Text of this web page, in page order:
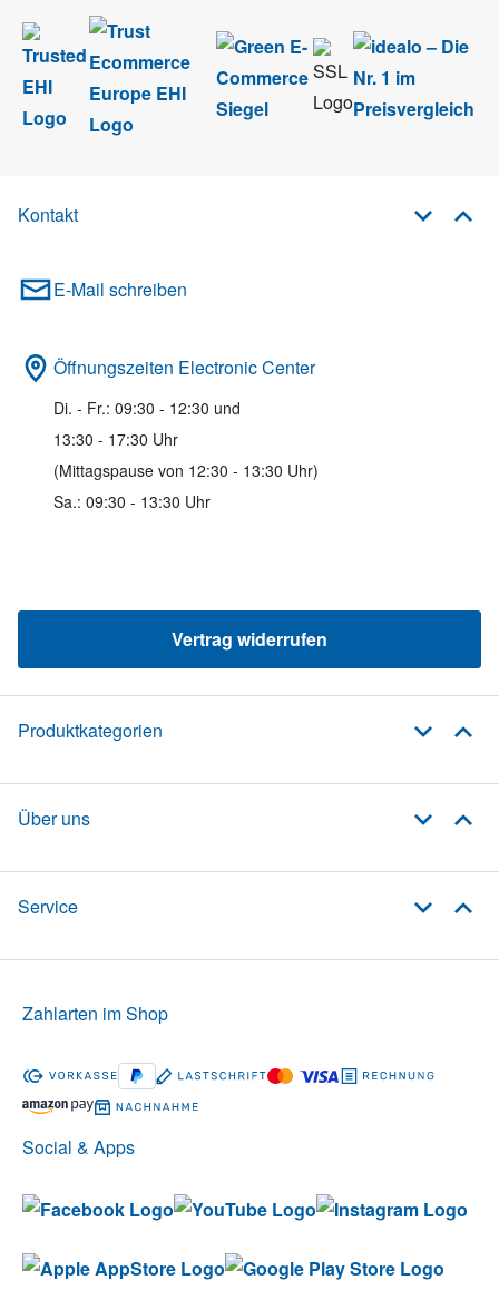
Kontakt
E-Mail schreiben
Öffnungszeiten Electronic Center
Di. - Fr.: 09:30 - 12:30 und
13:30 - 17:30 Uhr
(Mittagspause von 12:30 - 13:30 Uhr)
Sa.: 09:30 - 13:30 Uhr
Vertrag widerrufen
Produktkategorien
Über uns
Service
Social & Apps
Zahlarten im Shop